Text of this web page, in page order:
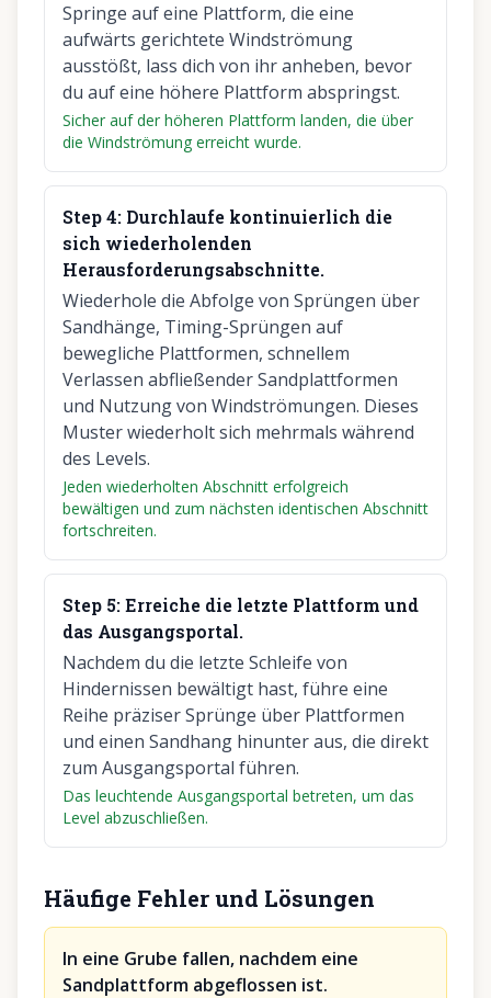
Springe auf eine Plattform, die eine
aufwärts gerichtete Windströmung
ausstößt, lass dich von ihr anheben, bevor
du auf eine höhere Plattform abspringst.
Sicher auf der höheren Plattform landen, die über
die Windströmung erreicht wurde.
Step4: Durchlaufe kontinuierlich die
sich wiederholenden
Herausforderungsabschnitte.
Wiederhole die Abfolge von Sprüngen über
Sandhänge, Timing-Sprüngen auf
bewegliche Plattformen, schnellem
Verlassen abfließender Sandplattformen
und Nutzung von Windströmungen. Dieses
Muster wiederholt sich mehrmals während
des Levels.
Jeden wiederholten Abschnitt erfolgreich
bewältigen und zum nächsten identischen Abschnitt
fortschreiten.
Step 5:Erreiche die letzte Plattform und
das Ausgangsportal.
Nachdem du die letzte Schleife von
Hindernissen bewältigt hast, führe eine
Reihe präziser Sprünge über Plattformen
und einen Sandhang hinunter aus, die direkt
zum Ausgangsportal führen.
Das leuchtende Ausgangsportal betreten, um das
Level abzuschließen.
Häufige Fehler und Lösungen
In eine Grube fallen, nachdem eine
Sandplattform abgeflossen ist.